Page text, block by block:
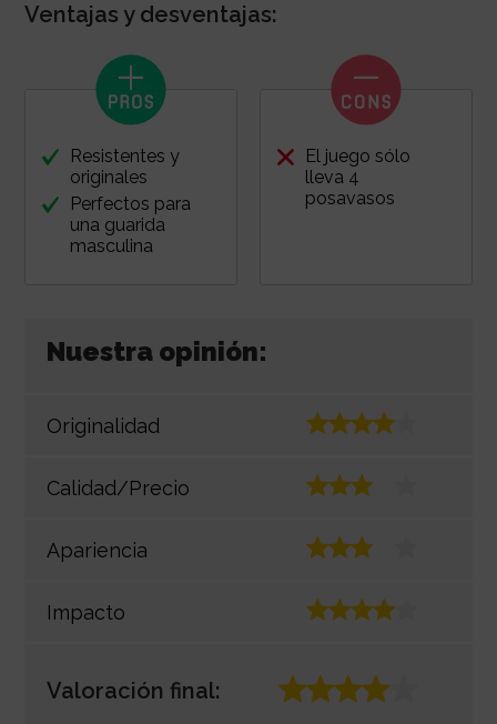
Ventajas y desventajas:
Resistentes y
originales
Perfectos para
una guarida
masculina
El juego sólo
lleva 4
posavasos
Nuestra opinión:
Originalidad
Calidad/Precio
Apariencia
Impacto
Valoración final: